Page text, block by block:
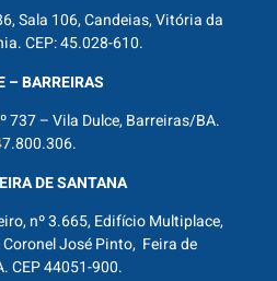
Sala 106, Candeias, Vitória da
CEP: 45.028-610.
– BARREIRAS
737 – Vila Dulce, Barreiras/BA.
DE SANTANA
nº 3.665, Edifício Multiplace,
José Pinto, Feira de
CEP 44051-900.